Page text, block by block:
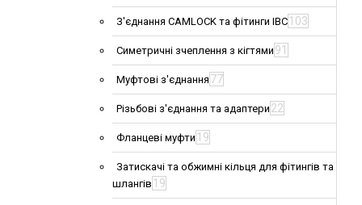
З'єднання CAMLOCK та фітинги IBC 103
Симетричні зчеплення з кігтями 91
Муфтові з'єднання 77
Різьбові з'єднання та адаптери 22
Фланцеві муфти 19
Затискачі та обжимні кільця для фітингів та
шлангів 19